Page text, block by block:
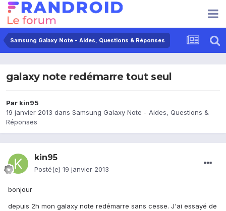
Samsung Galaxy Note - Aides, Questions & Réponses
galaxy note redémarre tout seul
Par kin95
19 janvier 2013 dans Samsung Galaxy Note - Aides, Questions &
Réponses
kin95
Posté(e) 19 janvier 2013
bonjour
depuis 2h mon galaxy note redémarre sans cesse. J'ai essayé de